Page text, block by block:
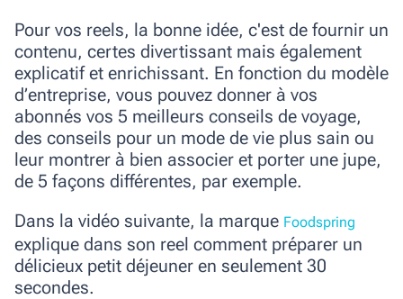
Pour vos reels, la bonne idée, c'est de fournir un
contenu, certes divertissant mais également
explicatif et enrichissant. En fonction du modèle
d’entreprise, vous pouvez donner à vos
abonnés vos 5 meilleurs conseils de voyage,
des conseils pour un mode de vie plus sain ou
leur montrer à bien associer et porter une jupe,
de 5 façons différentes, par exemple.
Dans la vidéo suivante, la marque Foodspring
explique dans son reel comment préparer un
délicieux petit déjeuner en seulement 30
secondes.